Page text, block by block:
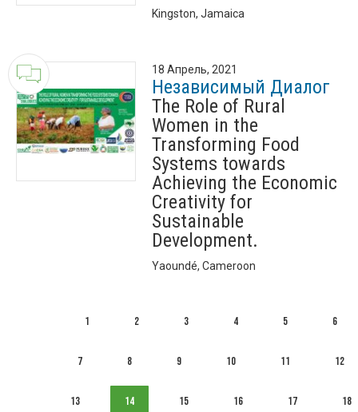
Kingston, Jamaica
18 Апрель, 2021
Независимый Диалог
The Role of Rural
Women in the
Transforming Food
Systems towards
Achieving the Economic
Creativity for
Sustainable
Development.
Yaoundé, Cameroon
1 2 3 4 5 6
7 8 9 10 11 12
13 14 15 16 17 18